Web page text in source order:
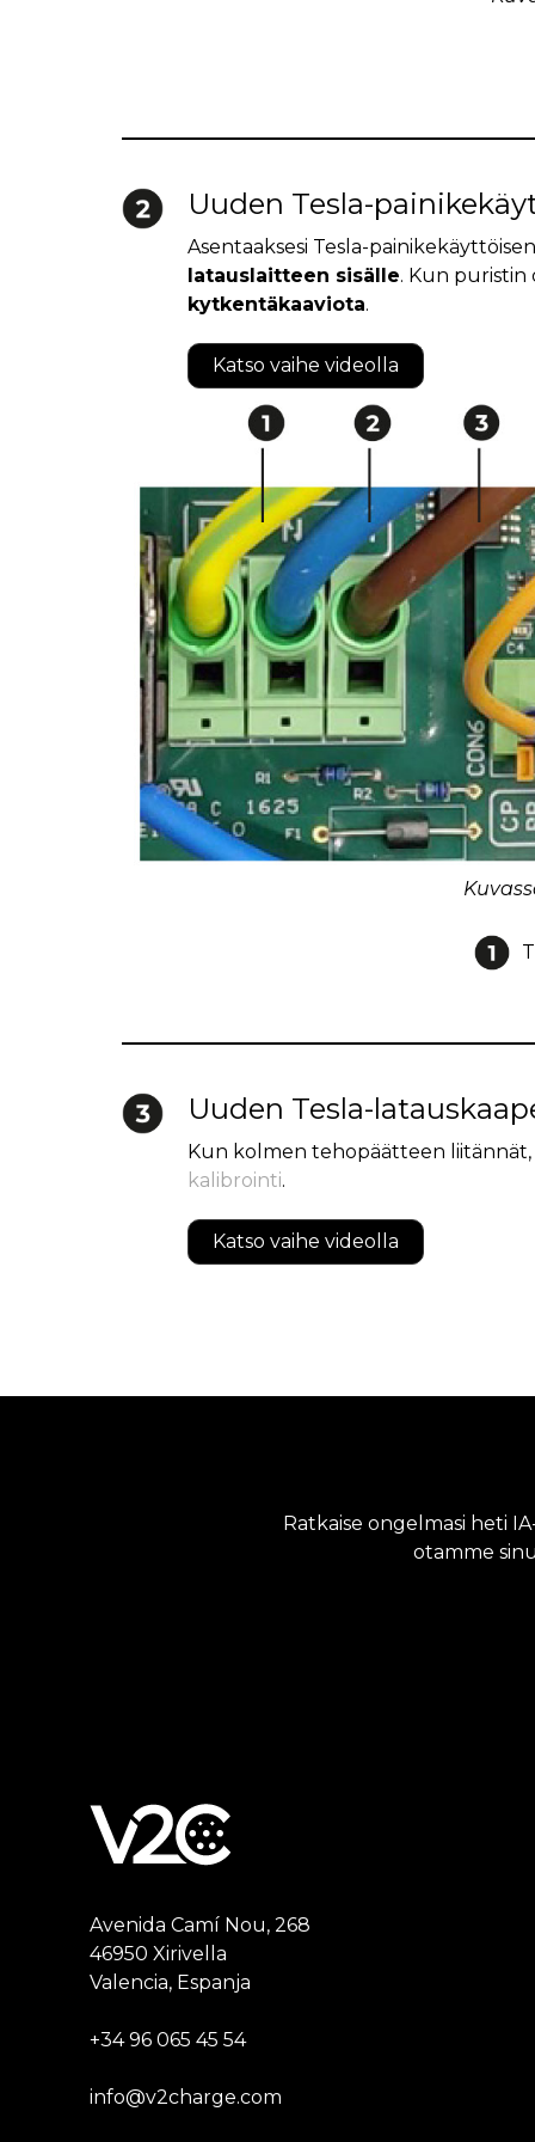
Uuden Tesla-
Asentaaksesi Tesla-
latauslaitteen sisälle. Kun puristin
kytkentäkaaviota.
Katso vaihe videolla
Uuden Tesla-
Kun kolmen tehopäätteen
kalibrointi.
Katso vaihe videolla
Ratkaise ongelmasi heti
otamme
Avenida Camí Nou, 268
46950 Xirivella
Valencia, Espanja
+34 96 065 45 54
info@v2charge.com